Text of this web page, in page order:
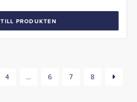
TILL PRODUKTEN
4 … 6 7 8